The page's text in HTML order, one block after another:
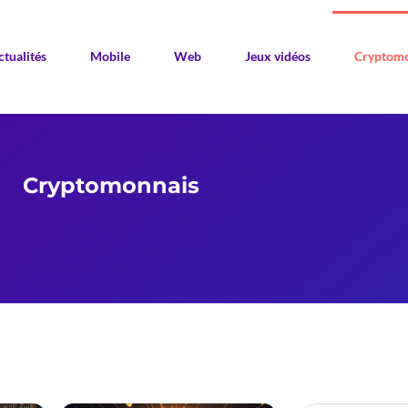
Mobile Web Jeux vidéos
Cryptomonnais